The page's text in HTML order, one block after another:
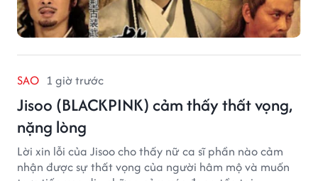
SAO 1 giờ trước
Jisoo (BLACKPINK) cảm thấy thất vọng,
nặng lòng
Lời xin lỗi của Jisoo cho thấy nữ ca sĩ phần nào cảm
nhận được sự thất vọng của người hâm mộ và muốn